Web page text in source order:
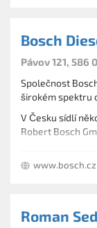
Bosch
Pávov 121, 586
Společnost
širokém spektru
V Česku sídlí
Robert Bosch
Robert Bosch
domácími
Brně - Bosch
Výrobky Bosch
www.bosch.cz
Roman